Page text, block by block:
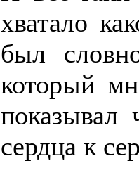
хватало
был
который
показывал
сердца к